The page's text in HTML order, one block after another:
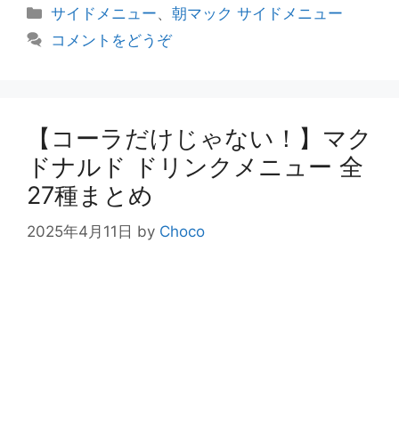
カ
テ
サイドメニュー、朝マック サイドメニュー
コメントをどうぞ
【コーラだけじゃない！】マク
ドナルド ドリンクメニュー 全
27種まとめ
2025年4月11日 by Choco